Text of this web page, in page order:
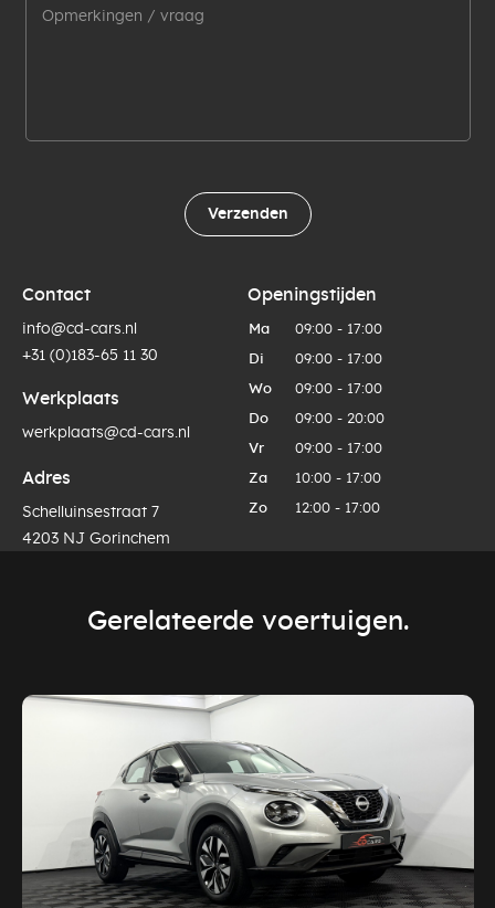
Verzenden
Contact
info@cd-cars.nl
+31 (0)183-65 11 30
Werkplaats
werkplaats@cd-cars.nl
Adres
Schelluinsestraat 7
4203 NJ Gorinchem
Openingstijden
Ma 09:00 - 17:00
Di 09:00 - 17:00
Wo 09:00 - 17:00
Do 09:00 - 20:00
Vr 09:00 - 17:00
Za 10:00 - 17:00
Zo 12:00 - 17:00
Gerelateerde voertuigen.